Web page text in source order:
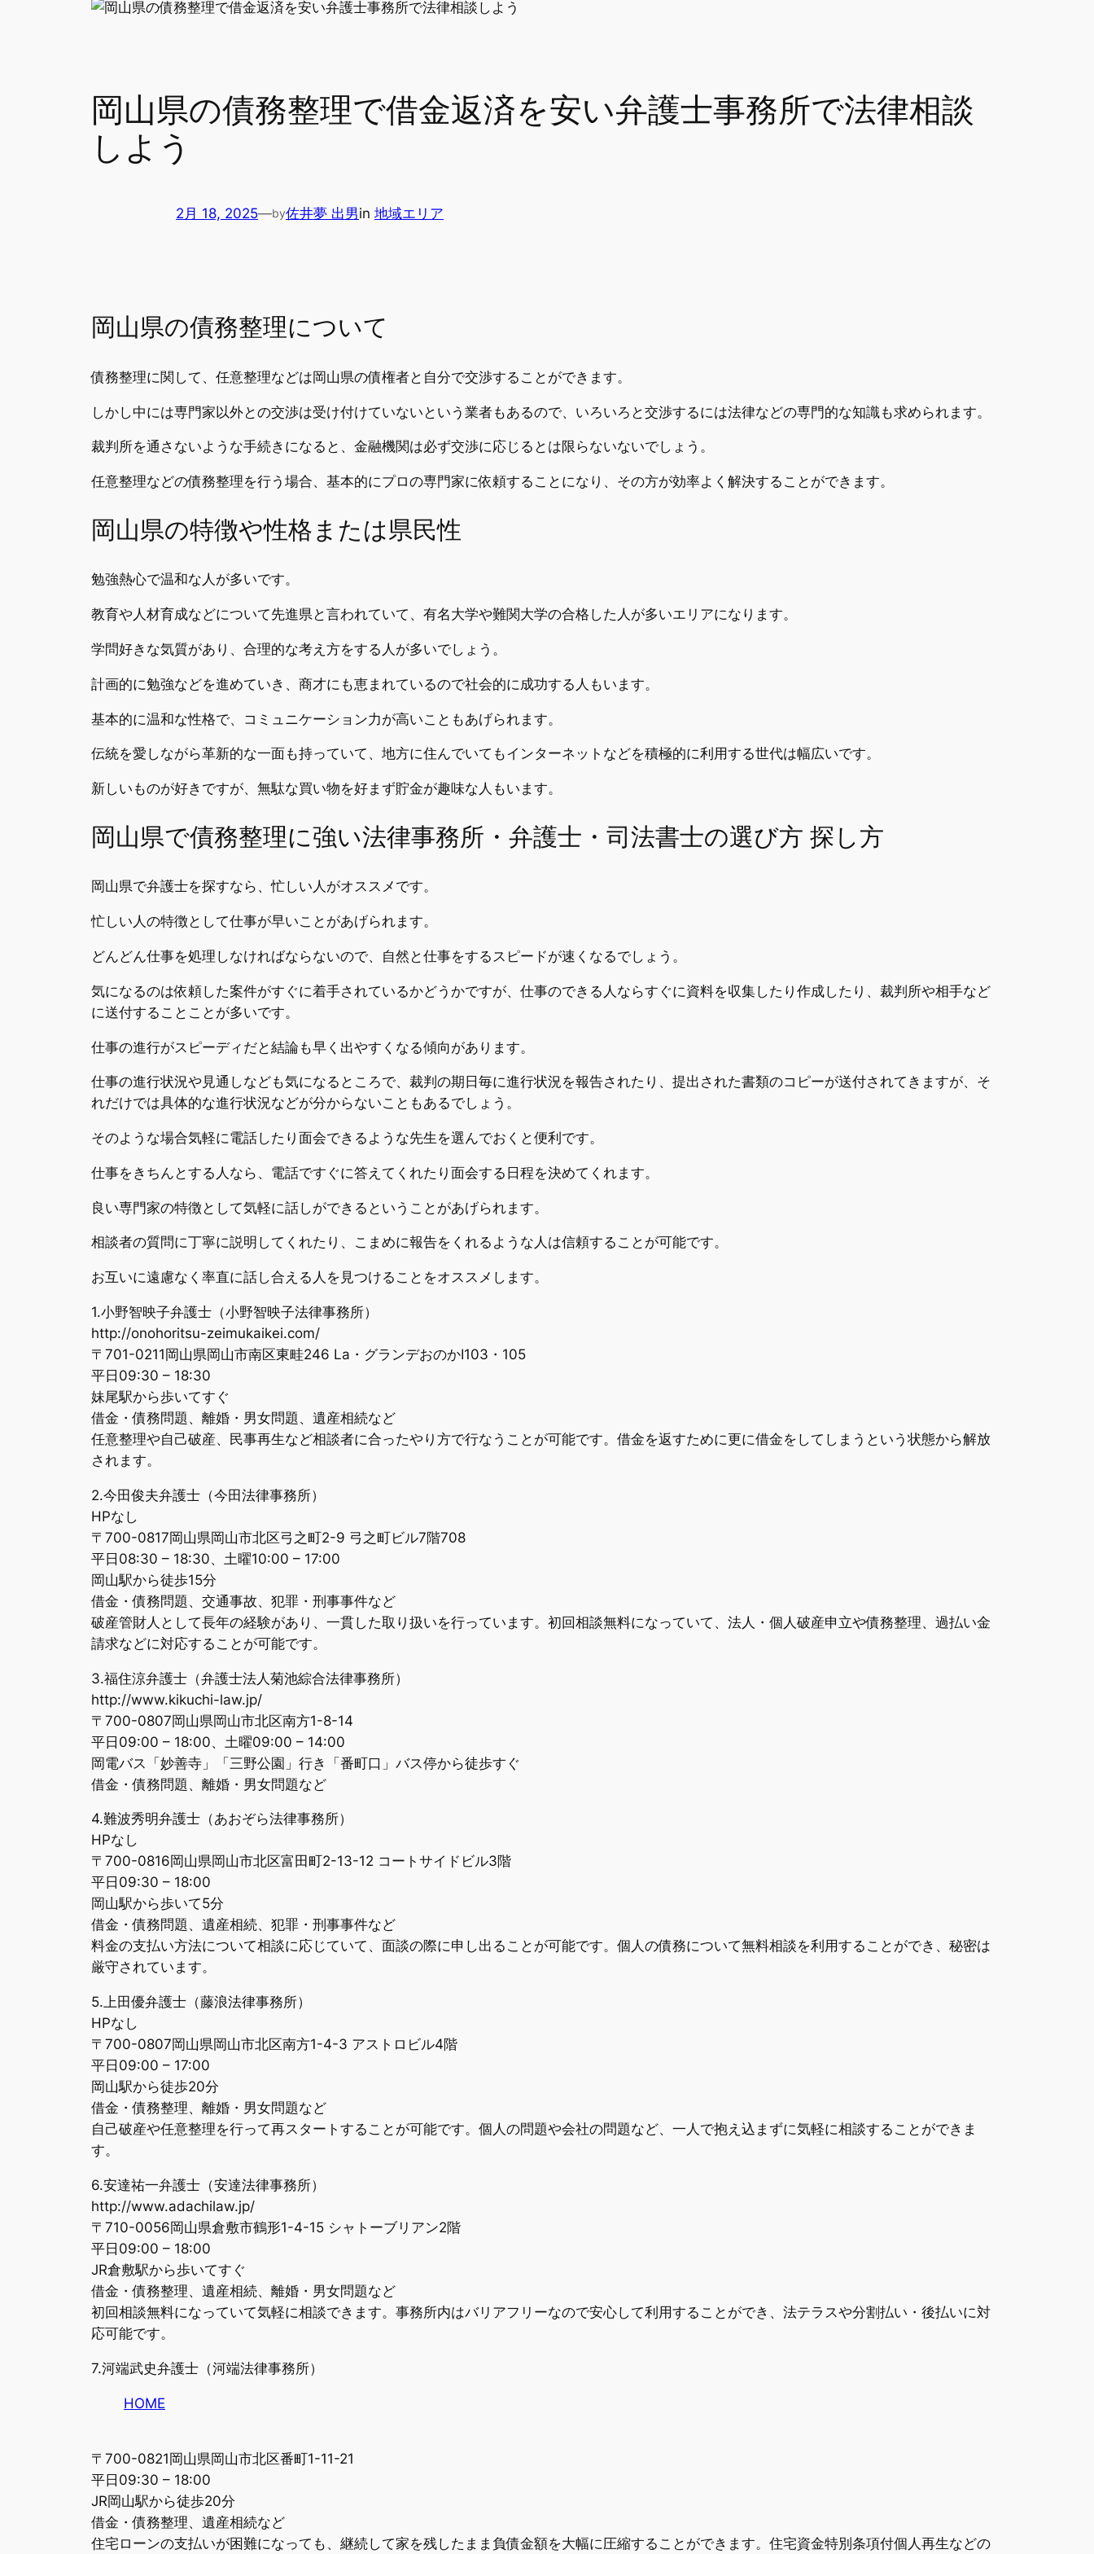
岡山県の債務整理で借金返済を安い弁護士事務所で法律相談
しよう
2月 18, 2025—by佐井夢 出男in 地域エリア
岡山県の債務整理について
債務整理に関して、任意整理などは岡山県の債権者と自分で交渉することができます。
しかし中には専門家以外との交渉は受け付けていないという業者もあるので、いろいろと交渉するには法律などの専門的な知識も求められます。
裁判所を通さないような手続きになると、金融機関は必ず交渉に応じるとは限らないないでしょう。
任意整理などの債務整理を行う場合、基本的にプロの専門家に依頼することになり、その方が効率よく解決することができます。
岡山県の特徴や性格または県民性
勉強熱心で温和な人が多いです。
教育や人材育成などについて先進県と言われていて、有名大学や難関大学の合格した人が多いエリアになります。
学問好きな気質があり、合理的な考え方をする人が多いでしょう。
計画的に勉強などを進めていき、商才にも恵まれているので社会的に成功する人もいます。
基本的に温和な性格で、コミュニケーション力が高いこともあげられます。
伝統を愛しながら革新的な一面も持っていて、地方に住んでいてもインターネットなどを積極的に利用する世代は幅広いです。
新しいものが好きですが、無駄な買い物を好まず貯金が趣味な人もいます。
岡山県で債務整理に強い法律事務所・弁護士・司法書士の選び方 探し方
岡山県で弁護士を探すなら、忙しい人がオススメです。
忙しい人の特徴として仕事が早いことがあげられます。
どんどん仕事を処理しなければならないので、自然と仕事をするスピードが速くなるでしょう。
気になるのは依頼した案件がすぐに着手されているかどうかですが、仕事のできる人ならすぐに資料を収集したり作成したり、裁判所や相手など
に送付することことが多いです。
仕事の進行がスピーディだと結論も早く出やすくなる傾向があります。
仕事の進行状況や見通しなども気になるところで、裁判の期日毎に進行状況を報告されたり、提出された書類のコピーが送付されてきますが、そ
れだけでは具体的な進行状況などが分からないこともあるでしょう。
そのような場合気軽に電話したり面会できるような先生を選んでおくと便利です。
仕事をきちんとする人なら、電話ですぐに答えてくれたり面会する日程を決めてくれます。
良い専門家の特徴として気軽に話しができるということがあげられます。
相談者の質問に丁寧に説明してくれたり、こまめに報告をくれるような人は信頼することが可能です。
お互いに遠慮なく率直に話し合える人を見つけることをオススメします。
1.小野智映子弁護士（小野智映子法律事務所）
http://onohoritsu-zeimukaikei.com/
〒701-0211岡山県岡山市南区東畦246 La・グランデおのかⅠ103・105
平日09:30 – 18:30
妹尾駅から歩いてすぐ
借金・債務問題、離婚・男女問題、遺産相続など
任意整理や自己破産、民事再生など相談者に合ったやり方で行なうことが可能です。借金を返すために更に借金をしてしまうという状態から解放
されます。
2.今田俊夫弁護士（今田法律事務所）
HPなし
〒700-0817岡山県岡山市北区弓之町2-9 弓之町ビル7階708
平日08:30 – 18:30、土曜10:00 – 17:00
岡山駅から徒歩15分
借金・債務問題、交通事故、犯罪・刑事事件など
破産管財人として長年の経験があり、一貫した取り扱いを行っています。初回相談無料になっていて、法人・個人破産申立や債務整理、過払い金
請求などに対応することが可能です。
3.福住涼弁護士（弁護士法人菊池綜合法律事務所）
http://www.kikuchi-law.jp/
〒700-0807岡山県岡山市北区南方1-8-14
平日09:00 – 18:00、土曜09:00 – 14:00
岡電バス「妙善寺」「三野公園」行き「番町口」バス停から徒歩すぐ
借金・債務問題、離婚・男女問題など
4.難波秀明弁護士（あおぞら法律事務所）
HPなし
〒700-0816岡山県岡山市北区富田町2-13-12 コートサイドビル3階
平日09:30 – 18:00
岡山駅から歩いて5分
借金・債務問題、遺産相続、犯罪・刑事事件など
料金の支払い方法について相談に応じていて、面談の際に申し出ることが可能です。個人の債務について無料相談を利用することができ、秘密は
厳守されています。
5.上田優弁護士（藤浪法律事務所）
HPなし
〒700-0807岡山県岡山市北区南方1-4-3 アストロビル4階
平日09:00 – 17:00
岡山駅から徒歩20分
借金・債務整理、離婚・男女問題など
自己破産や任意整理を行って再スタートすることが可能です。個人の問題や会社の問題など、一人で抱え込まずに気軽に相談することができま
す。
6.安達祐一弁護士（安達法律事務所）
http://www.adachilaw.jp/
〒710-0056岡山県倉敷市鶴形1-4-15 シャトーブリアン2階
平日09:00 – 18:00
JR倉敷駅から歩いてすぐ
借金・債務整理、遺産相続、離婚・男女問題など
初回相談無料になっていて気軽に相談できます。事務所内はバリアフリーなので安心して利用することができ、法テラスや分割払い・後払いに対
応可能です。
7.河端武史弁護士（河端法律事務所）
HOME
〒700-0821岡山県岡山市北区番町1-11-21
平日09:30 – 18:00
JR岡山駅から徒歩20分
借金・債務整理、遺産相続など
住宅ローンの支払いが困難になっても、継続して家を残したまま負債金額を大幅に圧縮することができます。住宅資金特別条項付個人再生などの